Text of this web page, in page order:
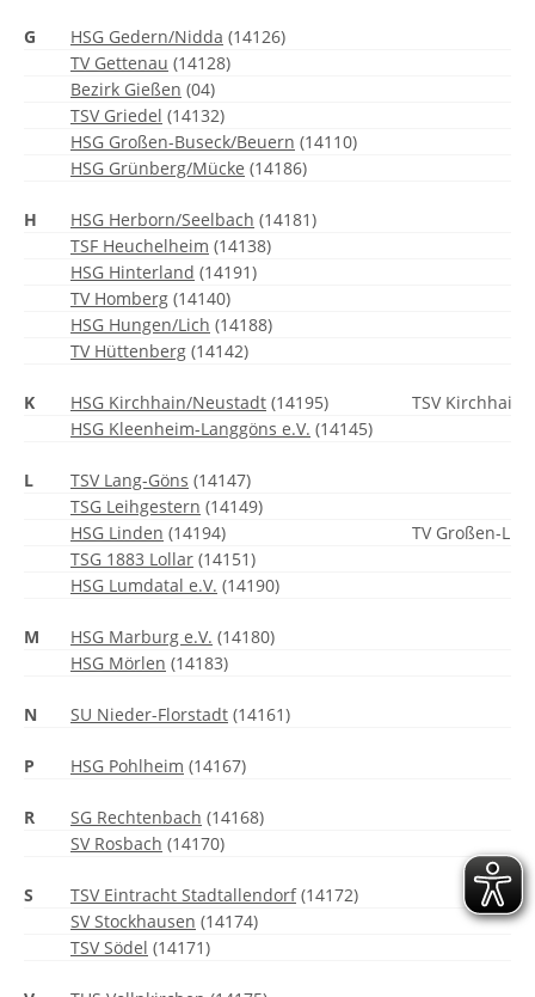
G HSG Gedern/Nidda (14126)
TV Gettenau (14128)
Bezirk Gießen (04)
TSV Griedel (14132)
HSG Großen-Buseck/Beuern (14110)
HSG Grünberg/Mücke (14186)
H HSG Herborn/Seelbach (14181)
TSF Heuchelheim (14138)
HSG Hinterland (14191)
TV Homberg (14140)
HSG Hungen/Lich (14188)
TV Hüttenberg (14142)
K HSG Kirchhain/Neustadt (14195)
TSV Kirchhain
HSG Kleenheim-Langgöns e.V. (14145)
L TSV Lang-Göns (14147)
TSG Leihgestern (14149)
HSG Linden (14194)
TV Großen-
TSG 1883 Lollar (14151)
HSG Lumdatal e.V. (14190)
M HSG Marburg e.V. (14180)
HSG Mörlen (14183)
N SU Nieder-Florstadt (14161)
P HSG Pohlheim (14167)
R SG Rechtenbach (14168)
SV Rosbach (14170)
S TSV Eintracht Stadtallendorf(14172)
SV Stockhausen (14174)
TSV Södel (14171)